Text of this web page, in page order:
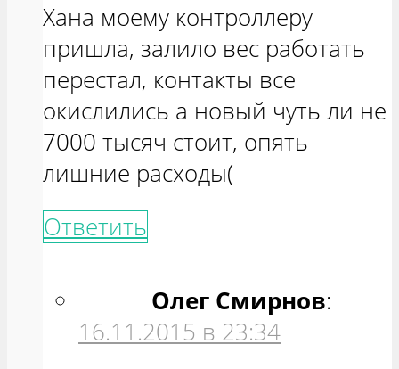
Хана моему контроллеру
пришла, залило вес работать
перестал, контакты все
окислились а новый чуть ли не
7000 тысяч стоит, опять
лишние расходы(
Ответить
Олег Смирнов:
16.11.2015 в 23:34